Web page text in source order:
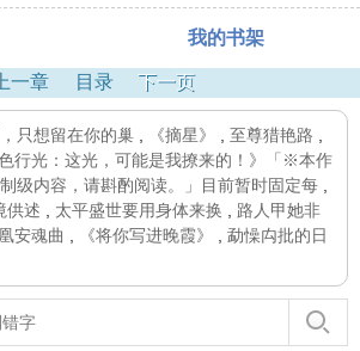
我的书架
上一章 目录 下一页
只想留在你的巢 《摘星》 至尊猎艳路
色行光：这光，可能是我撩来的！》「※本作
级内容，请斟酌阅读。」目前暂时固定每
供述 太平盛世要用身体来换
路人甲她非
安魂曲 《将你写进晚霞》
勐懆禸批的日